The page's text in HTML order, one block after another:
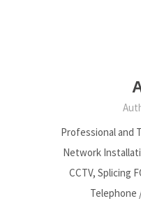
Professional and
Network
CCTV, Splicing
Telephone